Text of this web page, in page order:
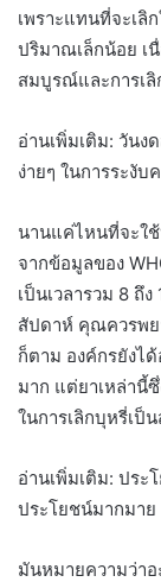
เพราะแทนที่จะเ
ปริมาณเล็กน้อย เ
สมบูรณ์และการเ
อ่านเพิ่มเติม: วันง
ง่ายๆ ในการระงั
นานแค่ไหนที่จะใ
จากข้อมูลของ
เป็นเวลารวม 8 ถึ
สัปดาห์ คุณควรพย
ก็ตาม องค์กรยังไ
มาก แต่ยาเหล่านี้
ในการเลิกบุหรี่เป็น
อ่านเพิ่มเติม: ประ
ประโยชน์มากมา
มันหมายความว่าอ